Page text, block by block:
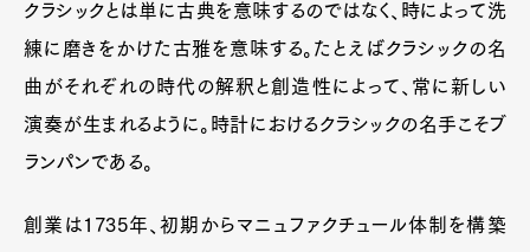
クラシックとは単に古典を意味するのではなく、時によって洗
練に磨きをかけた古雅を意味する。たとえばクラシックの名
曲がそれぞれの時代の解釈と創造性によって、常に新しい
演奏が生まれるように。時計におけるクラシックの名手こそブ
ランパンである。
創業は1735年、初期からマニュファクチュール体制を構築